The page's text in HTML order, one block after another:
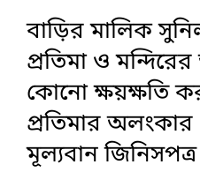
বাড়ির মালিক
প্রতিমা ও মন্দিরের
কোনো ক্ষয়ক্ষতি
প্রতিমার
মূল্যবান জিনিসপত্র